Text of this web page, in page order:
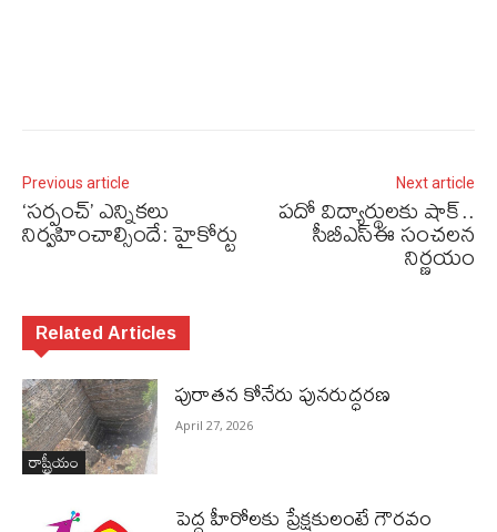
Previous article
‘సర్పంచ్​’​ ఎన్నికలు
నిర్వహించాల్సిందే: హైకోర్టు
Next article
పదో విద్యార్థులకు షాక్​..
సీబీఎస్​ఈ సంచలన
నిర్ణయం
Related Articles
రాష్ట్రీయం
పురాత‌న కోనేరు పున‌రుద్ధ‌ర‌ణ
April 27, 2026
పెద్ద హీరోల‌కు ప్రేక్ష‌కులంటే గౌర‌వం